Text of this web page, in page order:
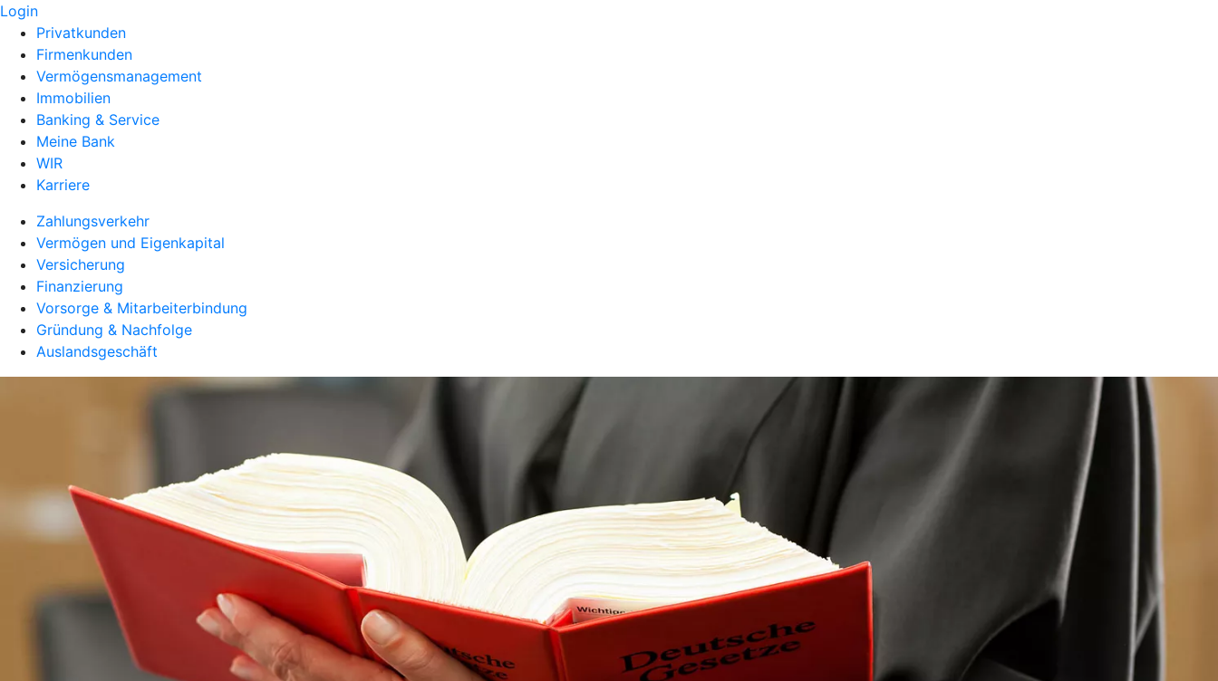
Login
Privatkunden
Firmenkunden
Vermögensmanagement
Immobilien
Banking & Service
Meine Bank
WIR
Karriere
Zahlungsverkehr
Vermögen und Eigenkapital
Versicherung
Finanzierung
Vorsorge & Mitarbeiterbindung
Gründung & Nachfolge
Auslandsgeschäft